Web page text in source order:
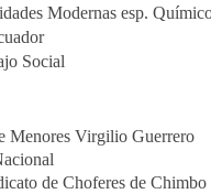
Modernas esp.
Social
Menores Virgilio Guerrero
de Choferes de Chimbo